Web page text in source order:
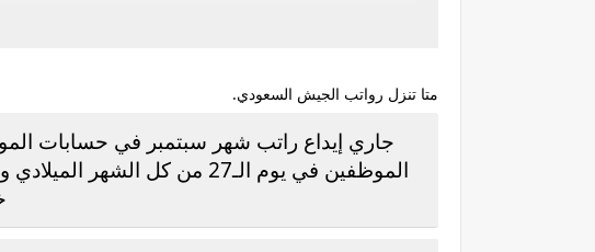
متا تنزل رواتب الجيش السعودي.
جاري إيداع راتب شهر سبتمبر في حسابات الموظفين بعد غد